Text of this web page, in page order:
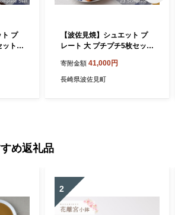
ト プ
ット
【波佐見焼】シュエット プ
レート 大 プチプチ5枚セット
73]
寄附金額 41,000円
長崎県波佐見町
め返礼品
2